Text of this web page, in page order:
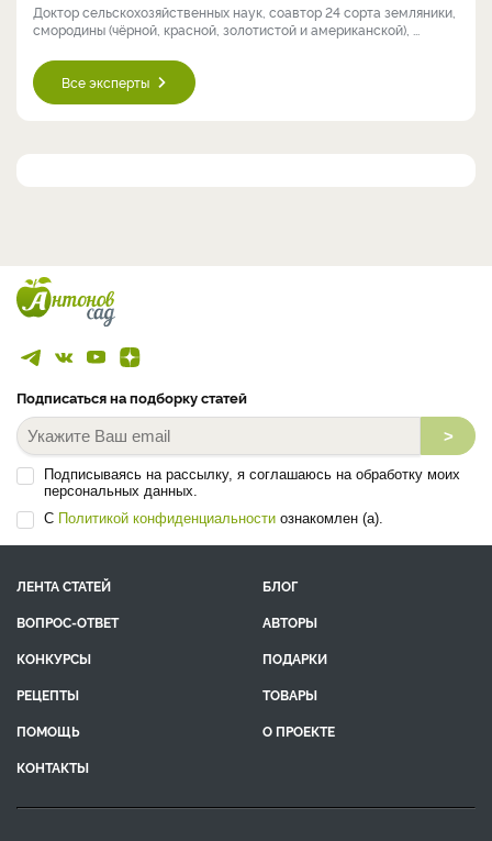
Доктор сельскохозяйственных наук, соавтор 24 сорта земляники,
смородины (чёрной, красной, золотистой и американской), ...
Все эксперты
Подписаться на подборку статей
>
Подписываясь на рассылку, я соглашаюсь на обработку моих
персональных данных.
С Политикой конфиденциальности ознакомлен (а).
ЛЕНТА СТАТЕЙ
БЛОГ
ВОПРОС-ОТВЕТ
АВТОРЫ
КОНКУРСЫ
ПОДАРКИ
РЕЦЕПТЫ
ТОВАРЫ
ПОМОЩЬ
О ПРОЕКТЕ
КОНТАКТЫ